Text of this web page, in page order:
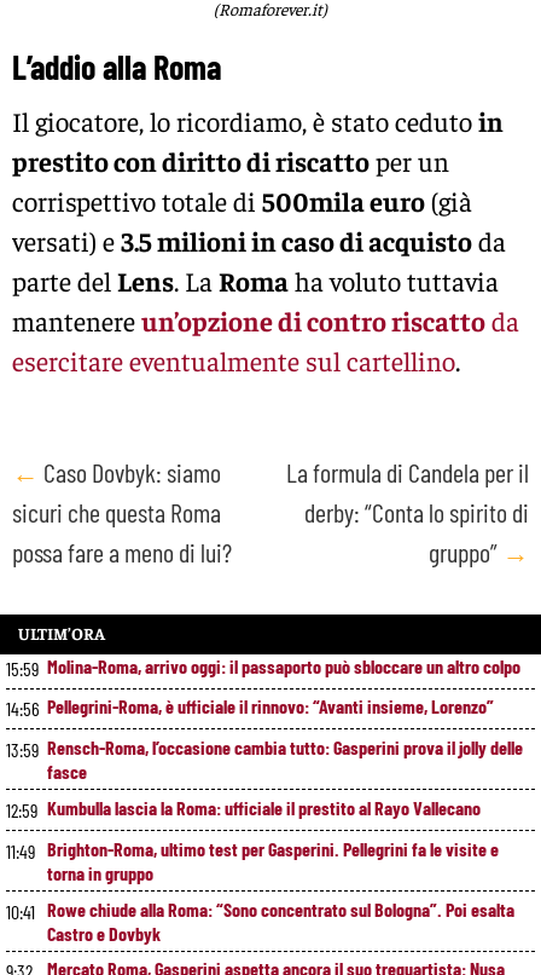
(Romaforever.it)
L’addio alla Roma
Il giocatore, lo ricordiamo, è stato cedutoin
prestito con diritto di riscattoper un
corrispettivo totale di 500mila euro(già
versati) e3.5 milioni in caso di acquistoda
parte del Lens. La Romaha voluto tuttavia
mantenereun’opzione di contro riscattoda
esercitare eventualmente sul cartellino.
Post
navigation
← Caso Dovbyk: siamo
sicuri che questa Roma
possa fare a meno di lui?
La formula di Candela per il
derby: “Conta lo spirito di
gruppo” →
ULTIM’ORA
15:59 Molina-Roma, arrivo oggi: il passaporto può sbloccare un altro colpo
14:56 Pellegrini-Roma, è ufficiale il rinnovo: “Avanti insieme, Lorenzo”
13:59 Rensch-Roma, l’occasione cambia tutto: Gasperini prova il jolly delle
fasce
12:59 Kumbulla lascia la Roma: ufficiale il prestito al Rayo Vallecano
11:49 Brighton-Roma, ultimo test per Gasperini. Pellegrini fa le visite e
torna in gruppo
10:41 Rowe chiude alla Roma: “Sono concentrato sul Bologna”. Poi esalta
Castro e Dovbyk
Mercato Roma, Gasperini aspetta ancora il suo trequartista: Nusa